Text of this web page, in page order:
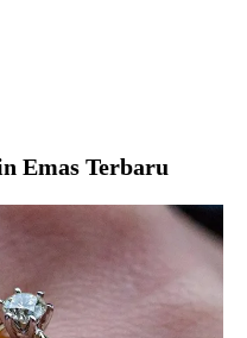
Emas Terbaru